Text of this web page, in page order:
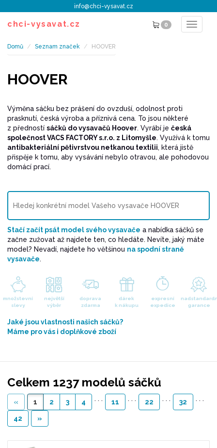
info@chci-vysavat.cz
chci-vysavat.cz 0
Toggle
Domů Seznam značek HOOVER
HOOVER
Výměna sáčku bez prášení do ovzduší, odolnost proti
prasknutí, česká výroba a příznivá cena. To jsou některé
z předností sáčků do vysavačů Hoover. Vyrábí je česká
společnost VACS FACTORY s.r.o. z Litomyšle. Využívá k tomu
antibakteriální pětivrstvou netkanou textilii, která jistě
přispěje k tomu, aby vysávání nebylo otravou, ale pohodovou
domácí prací.
Stačí začít psát model svého vysavače a nabídka sáčků se
začne zužovat až najdete ten, co hledáte. Nevíte, jaký máte
model? Nevadí, najdete ho většinou na spodní straně
vysavače.
množstevní
slevy
největší
výběr
doprava
zdarma
dárek
k nákupu
expresní
expedice
garance
Jaké jsou vlastnosti našich sáčků?
Máme pro vás i doplňkové zboží
Celkem 1237 modelů sáčků
« 1 2 3 4 . . . 11 . . . 22 . . . 32 . . .
42 »